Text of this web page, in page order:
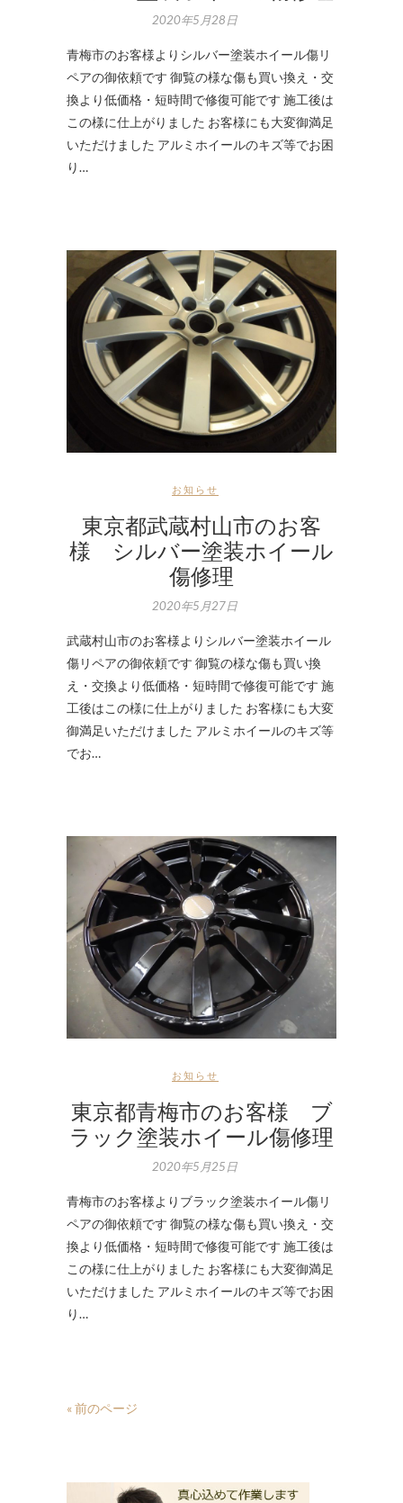
2020年5月28日
青梅市のお客様よりシルバー塗装ホイール傷リ
ペアの御依頼です 御覧の様な傷も買い換え・交
換より低価格・短時間で修復可能です 施工後は
この様に仕上がりました お客様にも大変御満足
いただけました アルミホイールのキズ等でお困
り…
お知らせ
東京都武蔵村山市のお客
様 シルバー塗装ホイール
傷修理
2020年5月27日
武蔵村山市のお客様よりシルバー塗装ホイール
傷リペアの御依頼です 御覧の様な傷も買い換
え・交換より低価格・短時間で修復可能です 施
工後はこの様に仕上がりました お客様にも大変
御満足いただけました アルミホイールのキズ等
でお…
お知らせ
東京都青梅市のお客様 ブ
ラック塗装ホイール傷修理
2020年5月25日
青梅市のお客様よりブラック塗装ホイール傷リ
ペアの御依頼です 御覧の様な傷も買い換え・交
換より低価格・短時間で修復可能です 施工後は
この様に仕上がりました お客様にも大変御満足
いただけました アルミホイールのキズ等でお困
り…
« 前のページ